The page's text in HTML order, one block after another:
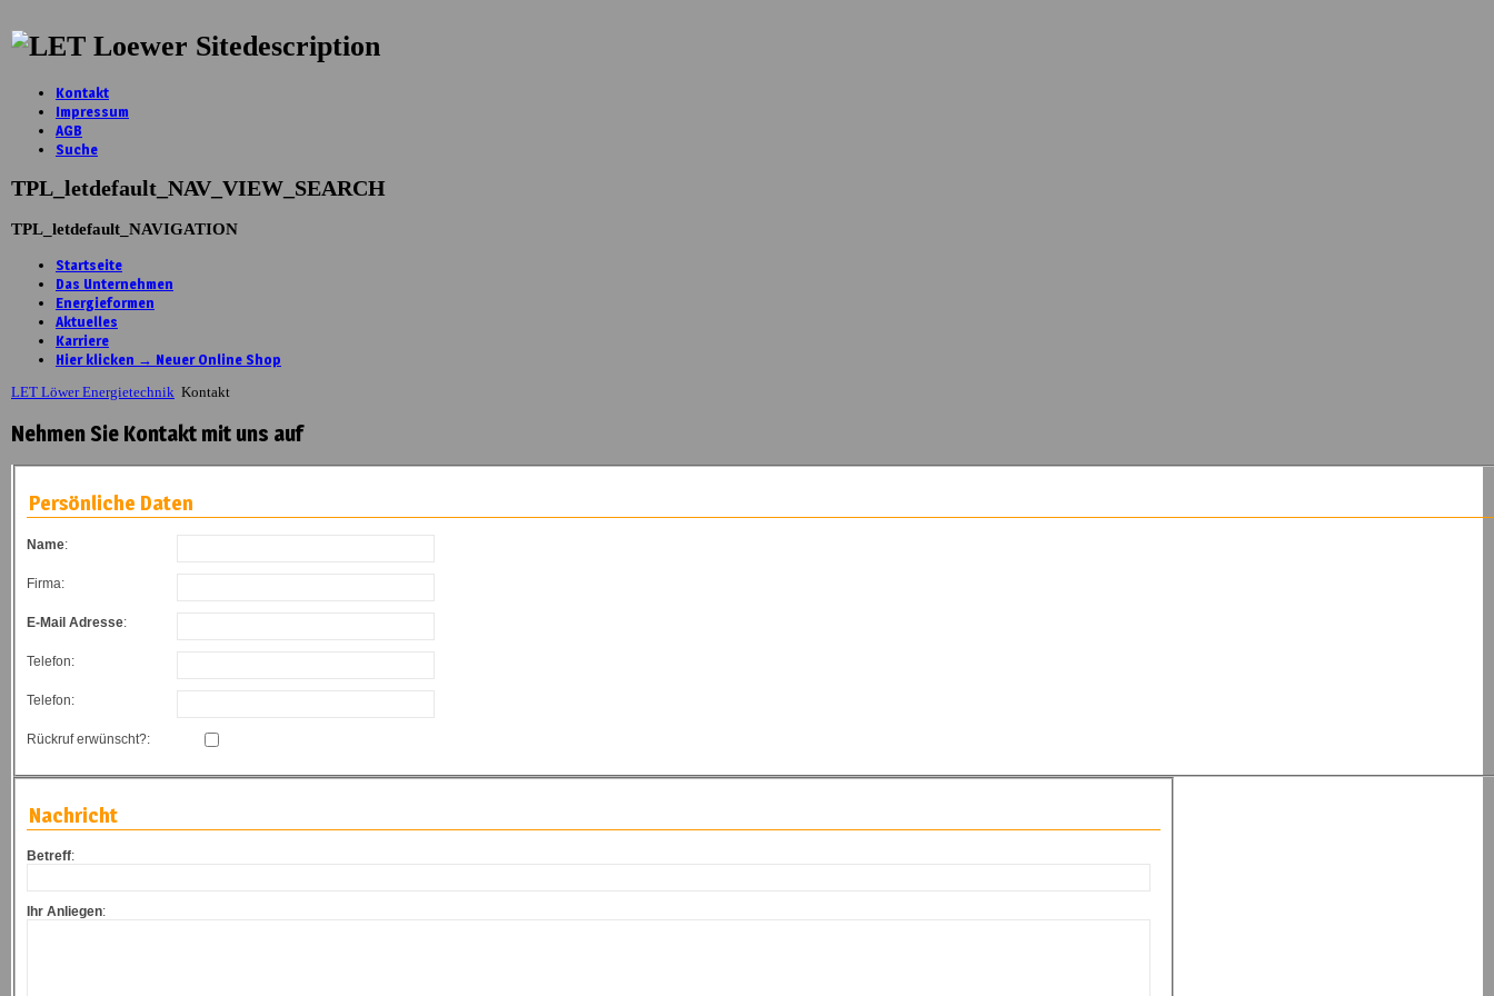
Sitedescription
Kontakt
Impressum
AGB
Suche
TPL_letdefault_NAV_VIEW_SEARCH
TPL_letdefault_NAVIGATION
Startseite
Das Unternehmen
Energieformen
Aktuelles
Karriere
Hier klicken → Neuer Online Shop
LET Löwer Energietechnik Kontakt
Nehmen Sie Kontakt mit uns auf
Persönliche Daten
Name:
Firma:
E-Mail Adresse:
Telefon:
Telefon:
Rückruf erwünscht?:
Nachricht
Betreff:
Ihr Anliegen: